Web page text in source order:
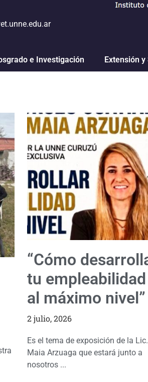
e Investigación Extensión
“Cómo
tu empleabilidad
al máximo nivel”
2 julio, 2026
Es el tema de exposición de la Lic.
Maia Arzuaga que estará junto a
nosotros ...